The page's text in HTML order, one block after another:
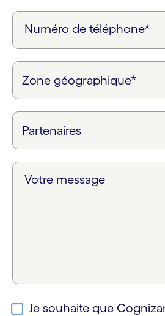
Numéro de téléphone*
Votre message
Je souhaite que